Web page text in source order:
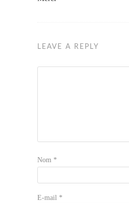
LEAVE A REPLY
Nom *
E-mail *